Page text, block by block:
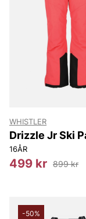
WHISTLER
Drizzle Jr Ski
Pro 10000
16ÅR
499 kr 899 kr
-50%